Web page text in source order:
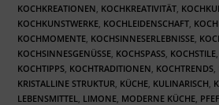
KOCHKREATIONEN, KOCHKREATIVITÄT,
KOCHKUNSTWERKE, KOCHLEIDENSCHAFT,
KOCHMOMENTE, KOCHSINNESERLEBNISSE,
KOCHSINNESGENÜSSE, KOCHSPASS , KOCHSTILE,
KOCHTIPPS, KOCHTRADITIONEN, KOCHTRENDS,
KRISTALLINE STRUKTUR, KÜCHE, KULINARISCH,
LEBENSMITTEL, LIMONE, MODERNE KÜCHE,